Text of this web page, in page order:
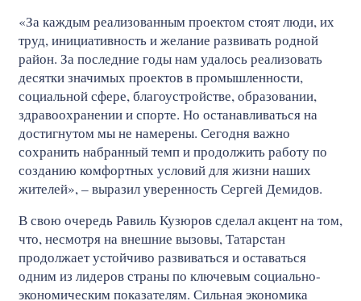
«За каждым реализованным проектом стоят люди, их
труд, инициативность и желание развивать родной
район. За последние годы нам удалось реализовать
десятки значимых проектов в промышленности,
социальной сфере, благоустройстве, образовании,
здравоохранении и спорте. Но останавливаться на
достигнутом мы не намерены. Сегодня важно
сохранить набранный темп и продолжить работу по
созданию комфортных условий для жизни наших
жителей», – выразил уверенность Сергей Демидов.
В свою очередь Равиль Кузюров сделал акцент на том,
что, несмотря на внешние вызовы, Татарстан
продолжает устойчиво развиваться и оставаться
одним из лидеров страны по ключевым социально-
экономическим показателям. Сильная экономика